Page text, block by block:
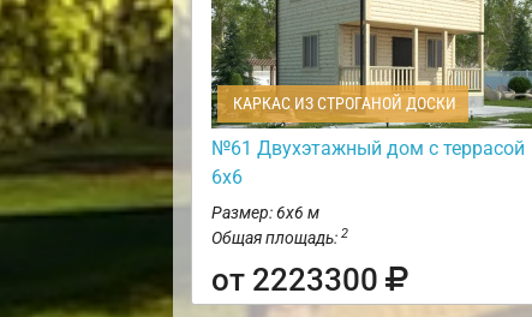
КАРКАС ИЗ СТРОГАНОЙ ДОСКИ
№61 Двухэтажный дом с террасой
6х6
Размер: 6х6 м
Общая площадь: 2
от 2223300